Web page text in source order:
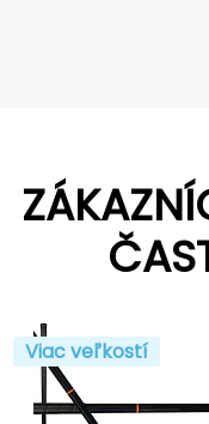
Viac veľkostí